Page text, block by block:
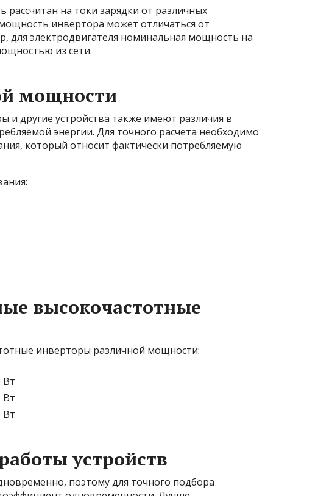
на токи зарядки от различных
инвертора может отличаться от
для электродвигателя номинальная мощность на
из сети.
мощности
другие устройства также имеют различия в
энергии. Для точного расчета необходимо
который относит фактически потребляемую
высокочастотные
инверторы различной мощности:
Вт
Вт
Вт
устройств
поэтому для точного подбора